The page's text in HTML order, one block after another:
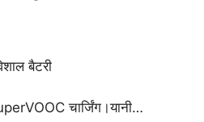
बैटरी
चार्जिंग।यानी…